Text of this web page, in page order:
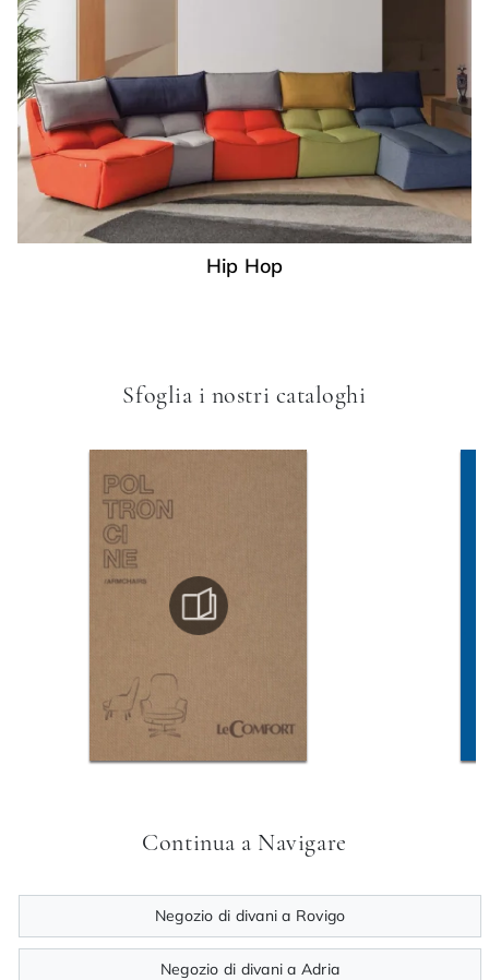
Hip Hop
Sfoglia i nostri cataloghi
Continua a Navigare
Negozio di divani a Rovigo
Negozio di divani a Adria